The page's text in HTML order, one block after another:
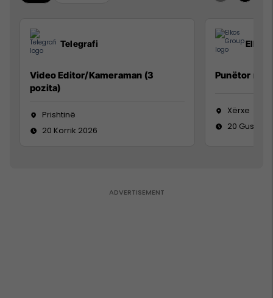
Telegrafi
Video Editor/Kameraman (3
pozita)
Prishtinë
20 Korrik 2026
Elkos
Punëtor në
Xërxe
20 Gusht